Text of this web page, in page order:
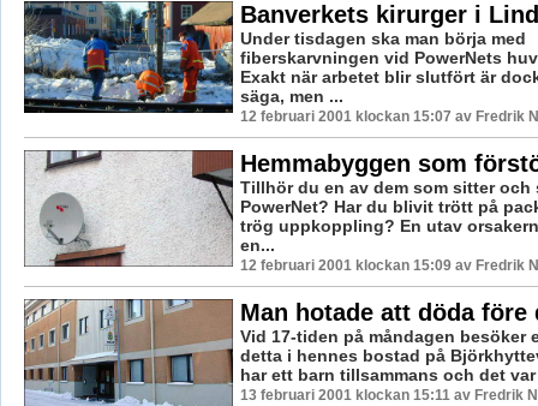
Banverkets kirurger i
Under tisdagen ska man börja med
fiberskarvningen vid PowerNets
Exakt när arbetet blir slutfört är
säga, men ...
12 februari 2001 klockan 15:07 av Fredrik
Hemmabyggen som
Tillhör du en av dem som sitter och
PowerNet? Har du blivit trött på
trög uppkoppling? En utav
en...
12 februari 2001 klockan 15:09 av Fredrik
Man hotade att döda före
Vid 17-tiden på måndagen besöker
detta i hennes bostad på
har ett barn tillsammans och det var
13 februari 2001 klockan 15:11 av Fredrik